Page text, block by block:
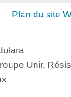
Plan du site
Unir,